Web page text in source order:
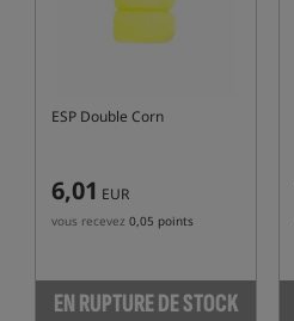
ESP Double Corn
6,01 EUR
vous recevez 0,05 points
EN RUPTURE DE STOCK